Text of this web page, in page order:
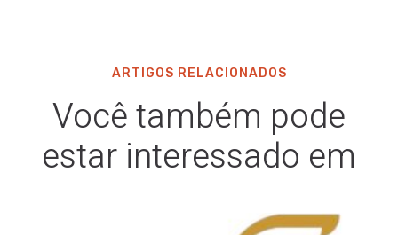
ARTIGOS RELACIONADOS
Você também pode
estar interessado em